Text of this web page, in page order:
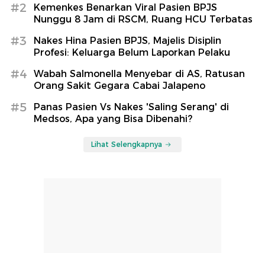
#2
Kemenkes Benarkan Viral Pasien BPJS
Nunggu 8 Jam di RSCM, Ruang HCU Terbatas
#3
Nakes Hina Pasien BPJS, Majelis Disiplin
Profesi: Keluarga Belum Laporkan Pelaku
#4
Wabah Salmonella Menyebar di AS, Ratusan
Orang Sakit Gegara Cabai Jalapeno
#5
Panas Pasien Vs Nakes 'Saling Serang' di
Medsos, Apa yang Bisa Dibenahi?
Lihat Selengkapnya